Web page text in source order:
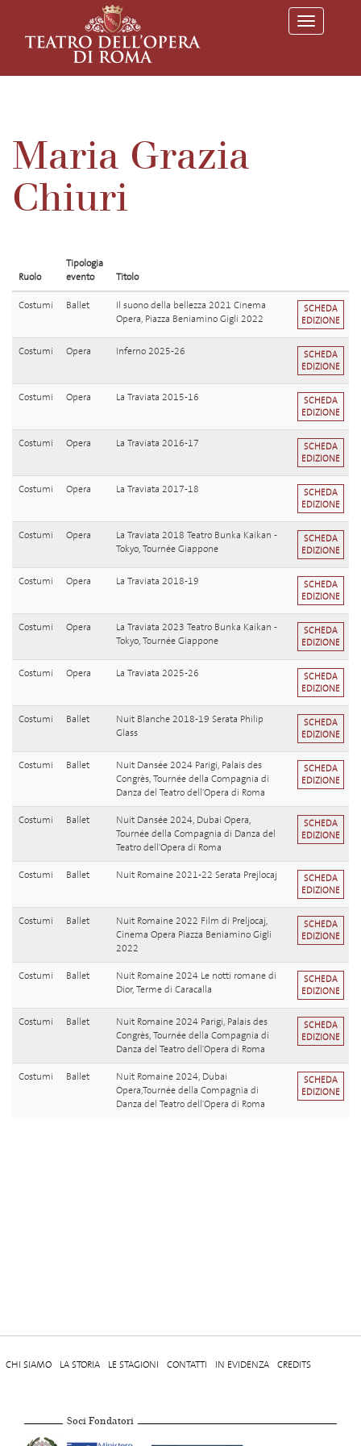
T
o
l
Maria Grazia
Chiuri
Ruolo
Tipologia
evento
Titolo
Costumi Ballet
Il suono della bellezza 2021 Cinema
Opera, Piazza Beniamino Gigli 2022
SCHEDA
EDIZIONE
Costumi Opera Inferno 2025-26
SCHEDA
EDIZIONE
Costumi Opera La Traviata 2015-16
SCHEDA
EDIZIONE
Costumi Opera La Traviata 2016-17
SCHEDA
EDIZIONE
Costumi Opera La Traviata 2017-18
SCHEDA
EDIZIONE
Costumi Opera
La Traviata 2018 Teatro Bunka Kaikan -
Tokyo, Tournée Giappone
SCHEDA
EDIZIONE
Costumi Opera La Traviata 2018-19
SCHEDA
EDIZIONE
Costumi Opera
La Traviata 2023 Teatro Bunka Kaikan -
Tokyo, Tournée Giappone
SCHEDA
EDIZIONE
Costumi Opera La Traviata 2025-26
SCHEDA
EDIZIONE
Costumi Ballet
Nuit Blanche 2018-19 Serata Philip
Glass
SCHEDA
EDIZIONE
Costumi Ballet
Nuit Dansée 2024 Parigi, Palais des
Congrès, Tournée della Compagnia di
Danza del Teatro dell'Opera di Roma
SCHEDA
EDIZIONE
Costumi Ballet
Nuit Dansée 2024, Dubai Opera,
Tournée della Compagnia di Danza del
Teatro dell'Opera di Roma
SCHEDA
EDIZIONE
Costumi Ballet Nuit Romaine 2021-22 Serata Prejlocaj
SCHEDA
EDIZIONE
Costumi Ballet
Nuit Romaine 2022 Film di Preljocaj,
Cinema Opera Piazza Beniamino Gigli
2022
SCHEDA
EDIZIONE
Costumi Ballet
Nuit Romaine 2024 Le notti romane di
Dior, Terme di Caracalla
SCHEDA
EDIZIONE
Costumi Ballet
Nuit Romaine 2024 Parigi, Palais des
Congrès, Tournée della Compagnia di
Danza del Teatro dell'Opera di Roma
SCHEDA
EDIZIONE
Costumi Ballet
Nuit Romaine 2024, Dubai
Opera,Tournée della Compagnia di
Danza del Teatro dell'Opera di Roma
SCHEDA
EDIZIONE
CHI SIAMO LA STORIA LE STAGIONI CONTATTI IN EVIDENZA CREDITS
Soci Fondatori